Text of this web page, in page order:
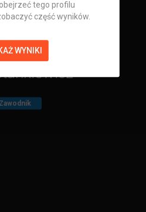
tego profilu
część wyników.
WYNIKI
Zawodnik